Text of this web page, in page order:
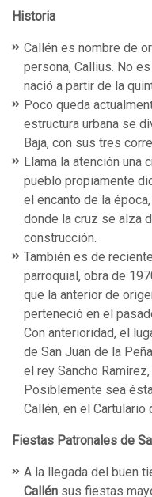
Historia
Callén es nombre de
persona, Callius. No
nació a partir de la
Poco queda
estructura urbana se
Baja, con sus tres
Llama la atención una
pueblo propiamente
el encanto de la
donde la cruz se alza
construcción.
También es de
parroquial, obra de
que la anterior de
perteneció en el
Con anterioridad, el
de San Juan de la
el rey Sancho
Posiblemente sea
Callén, en el Cartulario
Fiestas Patronales de
A la llegada del buen
Callén sus fiestas